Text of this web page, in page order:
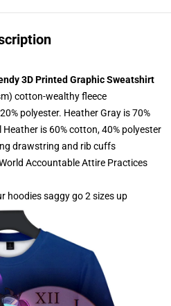
3D Printed Graphic Sweatshirt
cotton-wealthy fleece
polyester. Heather Gray is 70%
is 60% cotton, 40% polyester
drawstring and rib cuffs
Accountable Attire Practices
hoodies saggy go 2 sizes up